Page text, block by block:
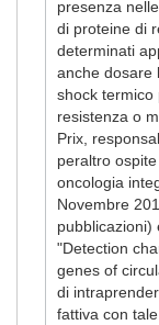
presenza
di proteine di
determinati
anche dosare
shock termico
resistenza o
Prix,
peraltro
oncologia
Novembre
pubblicazioni)
"Detection
genes of
di
fattiva con